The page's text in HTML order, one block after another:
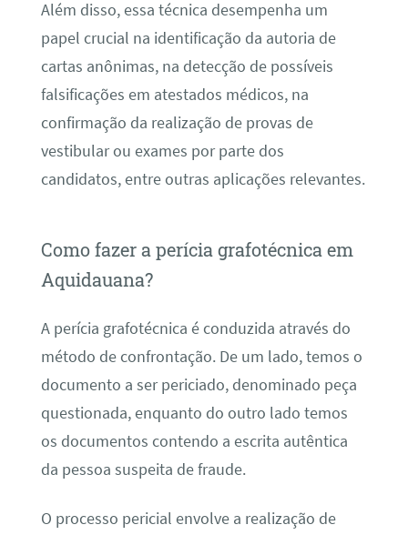
Além disso, essa técnica desempenha um
papel crucial na identificação da autoria de
cartas anônimas, na detecção de possíveis
falsificações em atestados médicos, na
confirmação da realização de provas de
vestibular ou exames por parte dos
candidatos, entre outras aplicações relevantes.
Como fazer a perícia grafotécnica em
Aquidauana?
A perícia grafotécnica é conduzida através do
método de confrontação. De um lado, temos o
documento a ser periciado, denominado peça
questionada, enquanto do outro lado temos
os documentos contendo a escrita autêntica
da pessoa suspeita de fraude.
O processo pericial envolve a realização de